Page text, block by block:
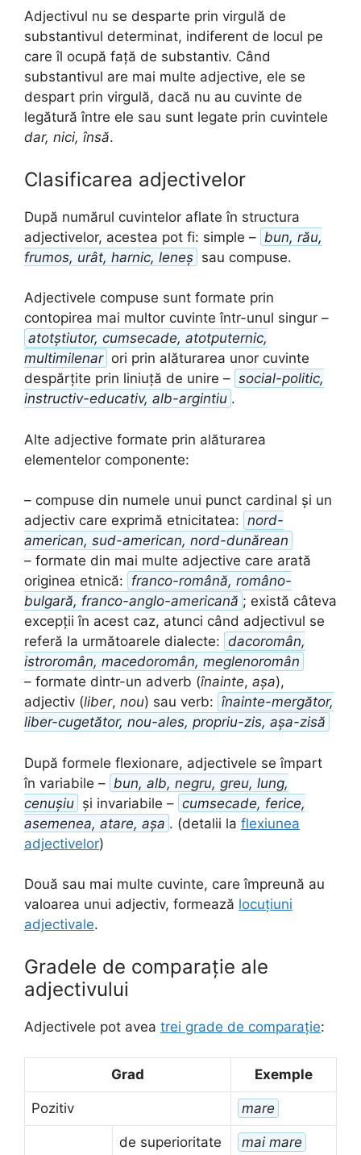
Adjectivul nu se desparte prin virgulă de
substantivul determinat, indiferent de locul pe
care îl ocupă față de substantiv. Când
substantivul are mai multe adjective, ele se
despart prin virgulă, dacă nu au cuvinte de
legătură între ele sau sunt legate prin cuvintele
dar, nici, însă.
Clasificarea adjectivelor
După numărul cuvintelor aflate în structura
adjectivelor, acestea pot fi: simple – bun, rău,
frumos, urât, harnic, leneș sau compuse.
Adjectivele compuse sunt formate prin
contopirea mai multor cuvinte într-unul singur –
atotștiutor, cumsecade, atotputernic,
multimilenar ori prin alăturarea unor cuvinte
despărțite prin liniuță de unire – social-politic,
instructiv-educativ, alb-argintiu .
Alte adjective formate prin alăturarea
elementelor componente:
– compuse din numele unui punct cardinal și un
adjectiv care exprimă etnicitatea: nord-
american, sud-american, nord-dunărean
– formate din mai multe adjective care arată
originea etnică: franco-română, româno-
bulgară, franco-anglo-americană ; există câteva
excepții în acest caz, atunci când adjectivul se
referă la următoarele dialecte: dacoromân,
istroromân, macedoromân, meglenoromân
– formate dintr-un adverb (înainte, așa),
adjectiv (liber, nou) sau verb: înainte-mergător,
liber-cugetător, nou-ales, propriu-zis, așa-zisă
După formele flexionare, adjectivele se împart
în variabile – bun, alb, negru, greu, lung,
cenușiu și invariabile – cumsecade, ferice,
asemenea, atare, așa . (detalii la flexiunea
adjectivelor)
Două sau mai multe cuvinte, care împreună au
valoarea unui adjectiv, formează locuțiuni
adjectivale.
Gradele de comparație ale
adjectivului
Adjectivele pot avea trei grade de comparație:
Grad Exemple
Pozitiv mare
de superioritate mai mare